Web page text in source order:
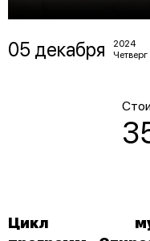
05 декабря
2024
Четверг
Цикл